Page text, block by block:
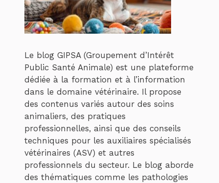
Le blog GIPSA (Groupement d’Intérêt
Public Santé Animale) est une plateforme
dédiée à la formation et à l’information
dans le domaine vétérinaire. Il propose
des contenus variés autour des soins
animaliers, des pratiques
professionnelles, ainsi que des conseils
techniques pour les auxiliaires spécialisés
vétérinaires (ASV) et autres
professionnels du secteur. Le blog aborde
des thématiques comme les pathologies